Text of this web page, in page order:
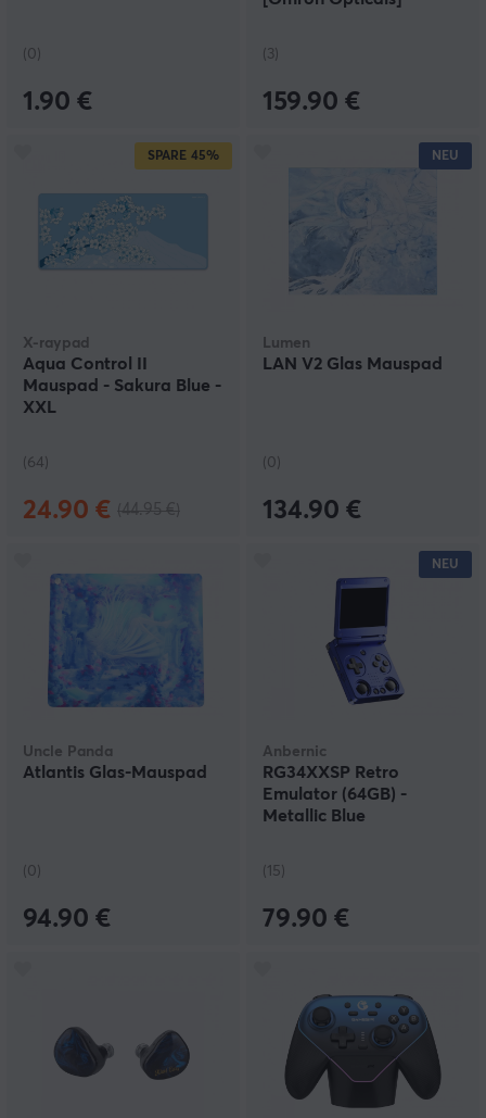
(0)
1.90 €
(3)
159.90 €
SPARE 45%
X-raypad
Aqua Control II
Mauspad - Sakura Blue -
XXL
(64)
24.90 €
NEU
Lumen
LAN V2 Glas Mauspad
(0)
134.90 €
Uncle Panda
Atlantis Glas-Mauspad
(0)
94.90 €
NEU
Anbernic
RG34XXSP Retro
Emulator (64GB) -
Metallic Blue
(15)
79.90 €